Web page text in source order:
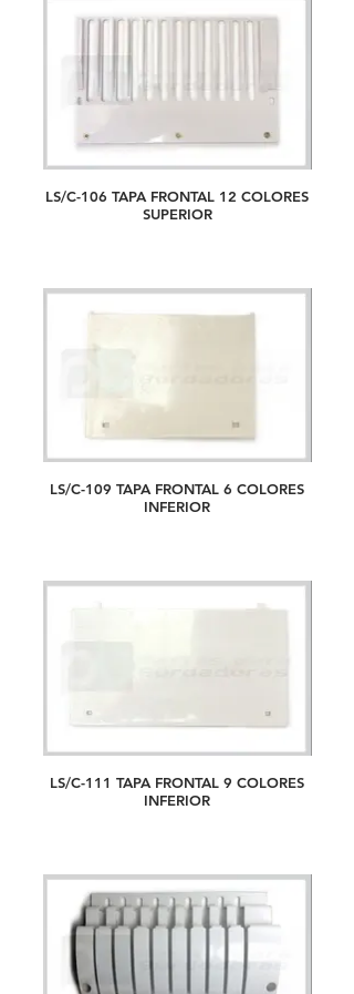
LS/C-106 TAPA FRONTAL 12 COLORES
SUPERIOR
LS/C-109 TAPA FRONTAL 6 COLORES
INFERIOR
LS/C-111 TAPA FRONTAL 9 COLORES
INFERIOR